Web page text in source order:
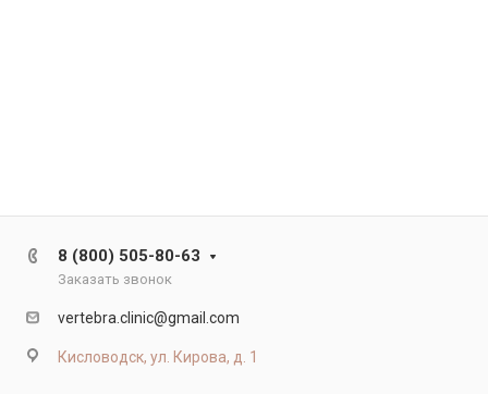
8 (800) 505-80-63
Заказать звонок
vertebra.clinic@gmail.com
Кисловодск, ул. Кирова, д. 1